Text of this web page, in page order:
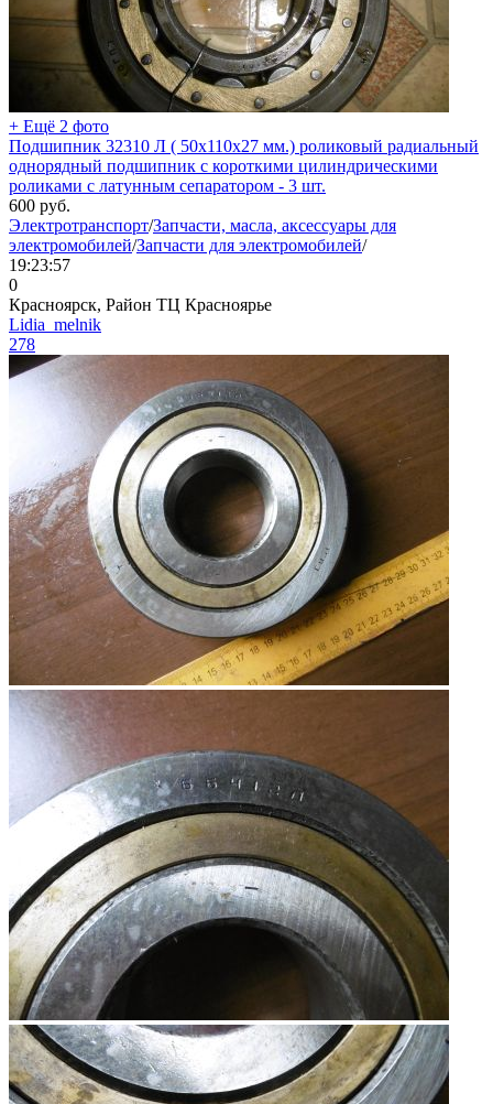
+ Ещё 2 фото
Подшипник 32310 Л ( 50х110х27 мм.) роликовый радиальный
однорядный подшипник с короткими цилиндрическими
роликами с латунным сепаратором - 3 шт.
600 руб.
Электротранспорт/Запчасти, масла, аксессуары для
электромобилей/Запчасти для электромобилей/
19:23:57
0
Красноярск, Район ТЦ Красноярье
Lidia_melnik
278